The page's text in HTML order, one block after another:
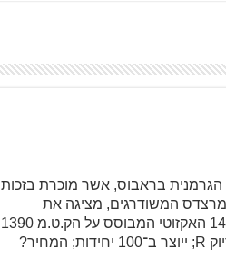
בראבוס, אשר מוכרת בזכות
המשודרגים, מציגה את
ה־1400R האקזוטי המבוסס על הק.ט.מ 1390
סופר דיוק R; ייוצר ב־100 יחידות; המחיר?